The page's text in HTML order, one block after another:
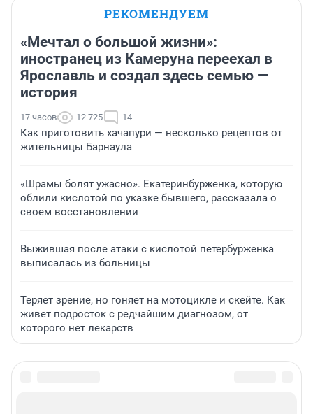
РЕКОМЕНДУЕМ
«Мечтал о большой жизни»:
иностранец из Камеруна переехал в
Ярославль и создал здесь семью —
история
17 часов 12 725 14
Как приготовить хачапури — несколько рецептов от
жительницы Барнаула
«Шрамы болят ужасно». Екатеринбурженка, которую
облили кислотой по указке бывшего, рассказала о
своем восстановлении
Выжившая после атаки с кислотой петербурженка
выписалась из больницы
Теряет зрение, но гоняет на мотоцикле и скейте. Как
живет подросток с редчайшим диагнозом, от
которого нет лекарств